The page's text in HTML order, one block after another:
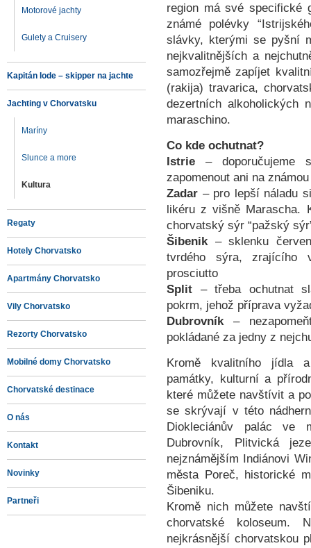
Motorové jachty
Gulety a Cruisery
Kapitán lode – skipper na jachte
Jachting v Chorvatsku
Maríny
Slunce a more
Kultura
Regaty
Hotely Chorvatsko
Apartmány Chorvatsko
Vily Chorvatsko
Rezorty Chorvatsko
Mobilné domy Chorvatsko
Chorvatské destinace
O nás
Kontakt
Novinky
Partneři
region má své specifické
známé polévky
slávky, kterými se pyšní
nejkvalitnějších a
samozřejmě zapíjet
(rakija) travarica,
dezertních alkoholických
maraschino.
Co kde ochutnat?
Istrie – doporučujeme
zapomenout ani na
Zadar – pro lepší náladu
likéru z višně Marascha.
chorvatský sýr “pažský
Šibenik– sklenku
tvrdého sýra, zrajícího
prosciutto
Split – třeba ochutnat
pokrm, jehož příprava
Dubrovník–
pokládané za jedny z
Kromě kvalitního
památky, kulturní a
které můžete navštívit a
se skrývají v této
Diokleciánův palác ve
Dubrovník, Plitvická
nejznámějším Indiánovi
města Poreč, historické
Šibeniku.
Kromě nich můžete
chorvatské koloseum.
nejkrásnější chorvatskou